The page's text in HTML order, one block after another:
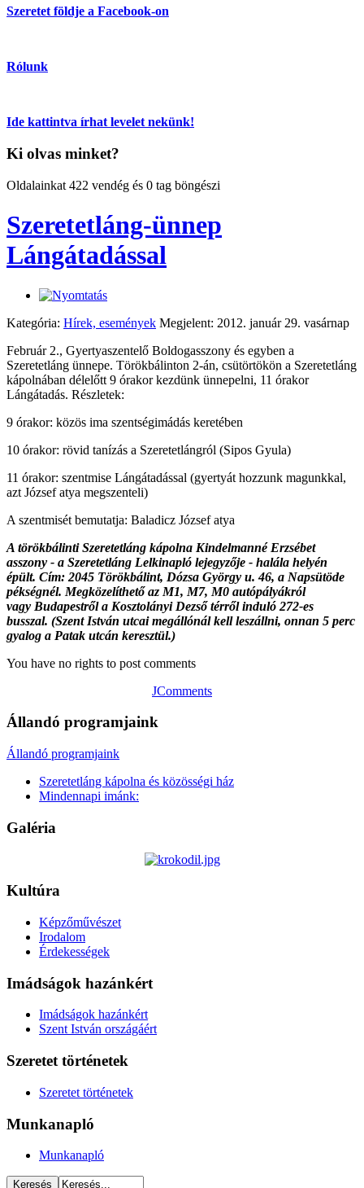
Szeretet földje a Facebook-on
Rólunk
Ide kattintva írhat levelet nekünk!
Ki olvas minket?
Oldalainkat 422 vendég és 0 tag böngészi
Szeretetláng-ünnep
Lángátadással
Kategória: Hírek, események Megjelent: 2012. január 29. vasárnap
Február 2., Gyertyaszentelő Boldogasszony és egyben a
Szeretetláng ünnepe. Törökbálinton 2-án, csütörtökön a Szeretetláng
kápolnában délelőtt 9 órakor kezdünk ünnepelni, 11 órakor
Lángátadás. Részletek:
9 órakor: közös ima szentségimádás keretében
10 órakor: rövid tanízás a Szeretetlángról (Sipos Gyula)
11 órakor: szentmise Lángátadással (gyertyát hozzunk magunkkal,
azt József atya megszenteli)
A szentmisét bemutatja: Baladicz József atya
A törökbálinti Szeretetláng kápolna Kindelmanné Erzsébet
asszony - a Szeretetláng Lelkinapló lejegyzője - halála helyén
épült. Cím: 2045 Törökbálint, Dózsa György u. 46, a Napsütöde
pékségnél. Megközelíthető az M1, M7, M0 autópályákról
vagy Budapestről a Kosztolányi Dezső térről induló 272-es
busszal. (Szent István utcai megállónál kell leszállni, onnan 5 perc
gyalog a Patak utcán keresztül.)
You have no rights to post comments
JComments
Állandó programjaink
Állandó programjaink
Szeretetláng kápolna és közösségi ház
Mindennapi imánk:
Galéria
Kultúra
Képzőművészet
Irodalom
Érdekességek
Imádságok hazánkért
Imádságok hazánkért
Szent István országáért
Szeretet történetek
Szeretet történetek
Munkanapló
Munkanapló